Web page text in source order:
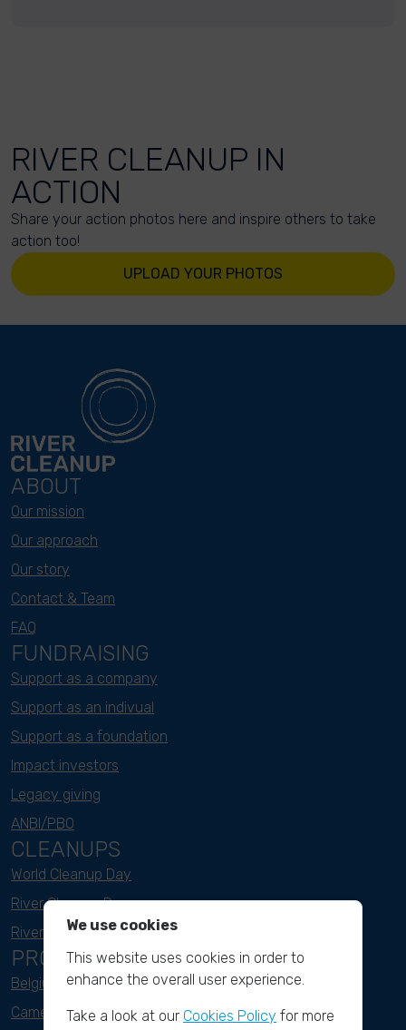
RIVER CLEANUP IN
ACTION
Share your action photos here and inspire others to take
action too!
UPLOAD YOUR PHOTOS
ABOUT
Our mission
Our approach
Our story
Contact & Team
FAQ
FUNDRAISING
Support as a company
Support as an indivual
Support as a foundation
Impact investors
Legacy giving
ANBI/PBO
CLEANUPS
World Cleanup Day
River Cleanup Days
River Cleanup Challenge
PROJECTS
Belgium
Cameroon
We use cookies
This website uses cookies in order to
enhance the overall user experience.
Take a look at our Cookies Policy for more